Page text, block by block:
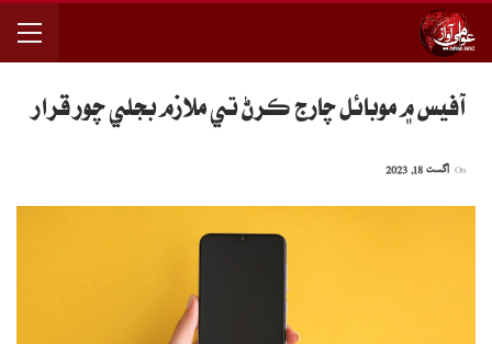
آفيس ۾ موبائل چارج ڪرڻ تي ملازم بجلي چور قرار
اگست 18, 2023